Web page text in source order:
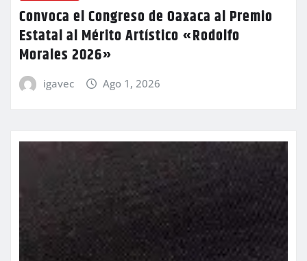
Convoca el Congreso de Oaxaca al Premio
Estatal al Mérito Artístico «Rodolfo
Morales 2026»
igavec Ago 1, 2026